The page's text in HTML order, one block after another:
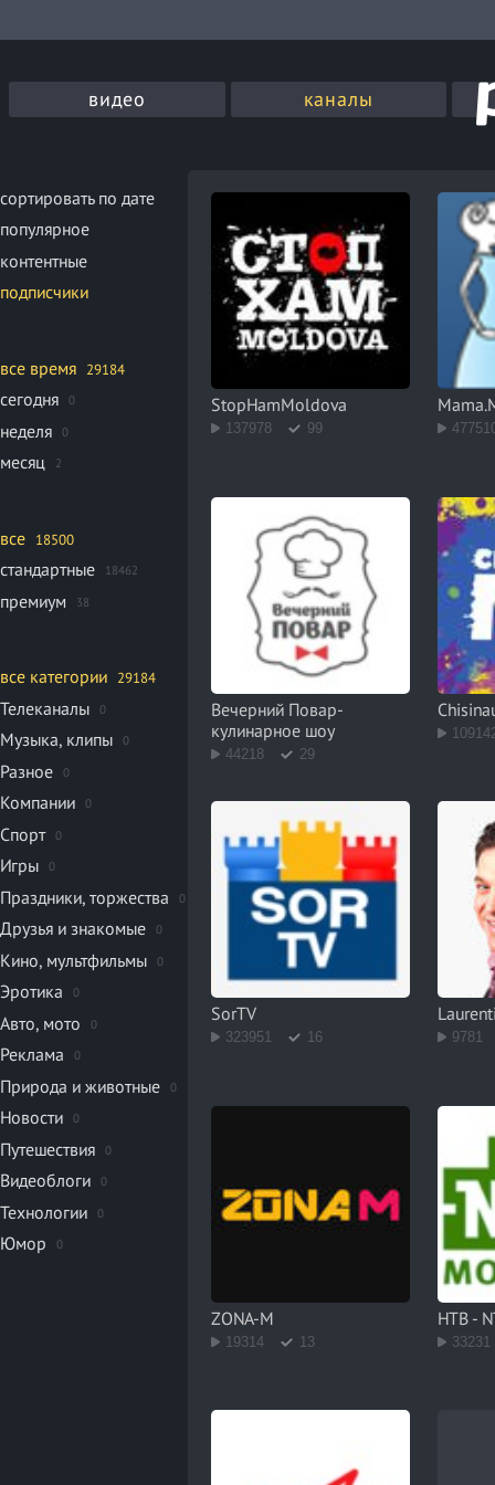
видео каналы
сортировать по дате
популярное
контентные
подписчики
все время 29184
сегодня 0
неделя 0
месяц 2
все 18500
стандартные 18462
премиум 38
все категории 29184
Телеканалы 0
Музыка, клипы 0
Разное 0
Компании 0
Спорт 0
Игры 0
Праздники, торжества 0
Друзья и знакомые 0
Кино, мультфильмы 0
Эротика 0
Авто, мото 0
Реклама 0
Природа и животные 0
Новости 0
Путешествия 0
Видеоблоги 0
Технологии 0
Юмор 0
StopHamMoldova
137978 99
Вечерний Повар-
кулинарное шоу
44218 29
SorTV
323951 16 9781
ZONA-M
19314 13
НТВ -
33231